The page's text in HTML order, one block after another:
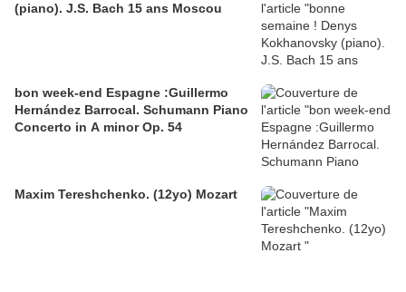
(piano). J.S. Bach 15 ans Moscou
bon week-end Espagne :Guillermo
Hernández Barrocal. Schumann Piano
Concerto in A minor Op. 54
Maxim Tereshchenko. (12yo) Mozart